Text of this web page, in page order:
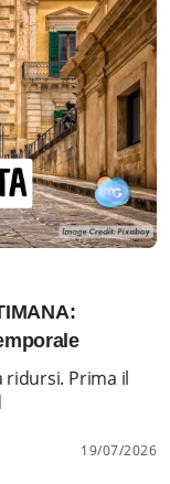
ridursi. Prima il
19/07/2026